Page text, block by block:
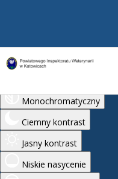
Monochromatyczny
Ciemny kontrast
Jasny kontrast
Niskie nasycenie